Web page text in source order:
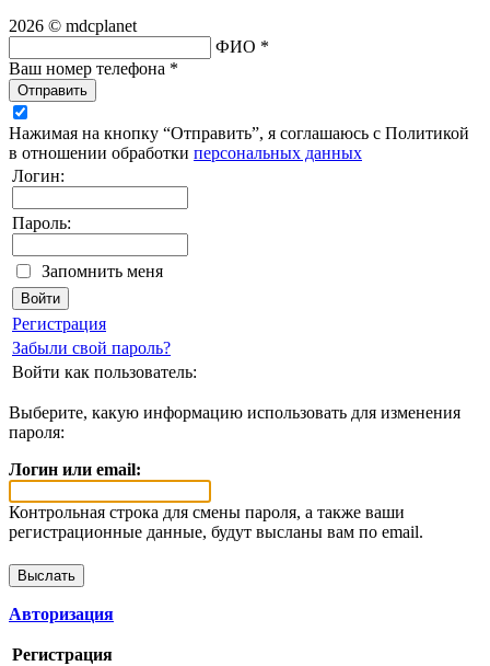
2026 © mdcplanet
ФИО *
Ваш номер телефона *
Отправить
Нажимая на кнопку “Отправить”, я соглашаюсь с Политикой
в отношении обработки персональных данных
Логин:
Пароль:
Запомнить меня
Регистрация
Забыли свой пароль?
Войти как пользователь:
Выберите, какую информацию использовать для изменения
пароля:
Логин или email:
Контрольная строка для смены пароля, а также ваши
регистрационные данные, будут высланы вам по email.
Авторизация
Регистрация